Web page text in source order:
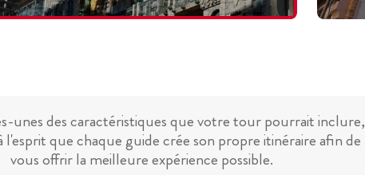
unes des caractéristiques que votre tour pourrait inclure,
l'esprit que chaque guide crée son propre itinéraire afin de
vous offrir la meilleure expérience possible.